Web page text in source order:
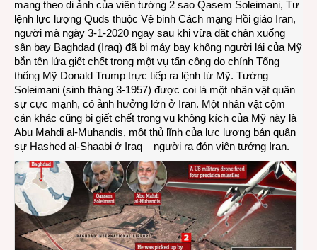
mang theo di ảnh của viên tướng 2 sao Qasem Soleimani, Tư
lệnh lực lượng Quds thuộc Vệ binh Cách mạng Hồi giáo Iran,
người mà ngày 3-1-2020 ngay sau khi vừa đặt chân xuống
sân bay Baghdad (Iraq) đã bị máy bay không người lái của Mỹ
bắn tên lửa giết chết trong một vụ tấn công do chính Tổng
thống Mỹ Donald Trump trực tiếp ra lệnh từ Mỹ. Tướng
Soleimani (sinh tháng 3-1957) được coi là một nhân vật quân
sự cực mạnh, có ảnh hưởng lớn ở Iran. Một nhân vật cộm
cán khác cũng bị giết chết trong vụ không kích của Mỹ này là
Abu Mahdi al-Muhandis, một thủ lĩnh của lực lượng bán quân
sự Hashed al-Shaabi ở Iraq – người ra đón viên tướng Iran.